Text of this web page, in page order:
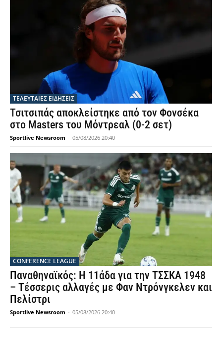
ΤΕΛΕΥΤΑΙΕΣ ΕΙΔΗΣΕΙΣ
Τσιτσιπάς αποκλείστηκε από τον Φονσέκα
στο Masters του Μόντρεαλ (0-2 σετ)
Sportlive Newsroom - 05/08/2026 20:40
CONFERENCE LEAGUE
Παναθηναϊκός: Η 11άδα για την ΤΣΣΚΑ 1948
– Τέσσερις αλλαγές με Φαν Ντρόνγκελεν και
Πελίστρι
Sportlive Newsroom - 05/08/2026 20:40